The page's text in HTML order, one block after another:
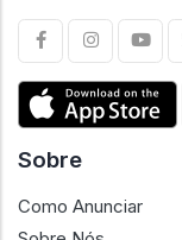
Sobre
Como Anunciar